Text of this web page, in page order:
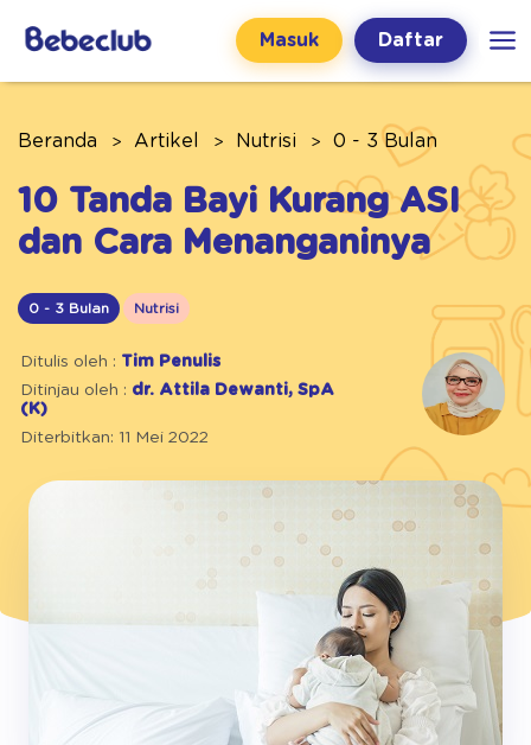
Masuk Daftar
Beranda Artikel Nutrisi 0 - 3 Bulan
10 Tanda Bayi Kurang ASI
dan Cara Menanganinya
0 - 3 Bulan Nutrisi
Ditulis oleh : Tim Penulis
Ditinjau oleh : dr. Attila Dewanti, SpA
(K)
Diterbitkan: 11 Mei 2022